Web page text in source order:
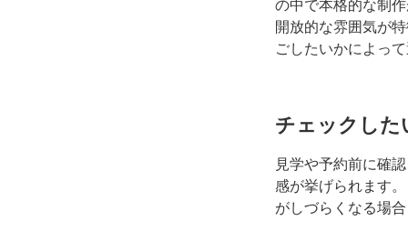
の中で本格的な制
開放的な雰囲気が
ごしたいかによっ
チェックした
見学や予約前に確
感が挙げられます
がしづらくなる場